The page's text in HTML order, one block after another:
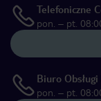
Telefoniczne
pon. – pt.
Biuro
pon. – pt.